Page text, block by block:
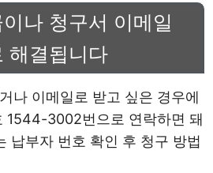
나 청구서 이메일
해결됩니다
나 이메일로 받고 싶은 경우에
1544-3002번으로 연락하면 돼
납부자 번호 확인 후 청구 방법